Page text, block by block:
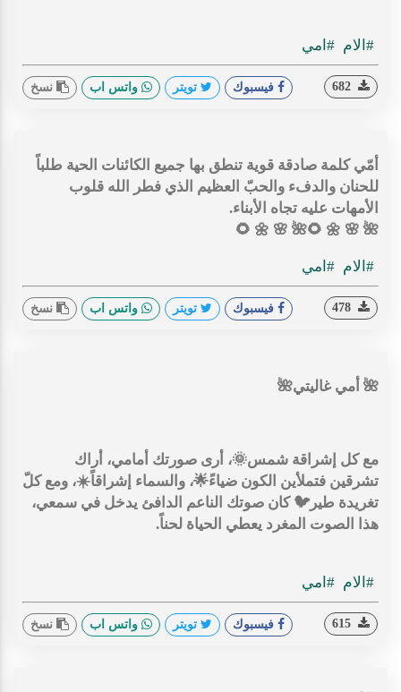
#الام #امي
فيسبوك تويتر واتس اب نسخ
أمّي كلمة صادقة قوية تنطق بها جميع الكائنات الحية طلباً
للحنان والدفء والحبّ العظيم الذي فطر الله قلوب
الأمهات عليه تجاه الأبناء.
🌺 🌸 🌼 🌻🌺 🌸 🌼 🌻
#الام #امي
فيسبوك تويتر واتس اب نسخ
🌺 أمي غاليتي🌺
مع كل إشراقة شمس🌞، أرى صورتك أمامي، أراك
تشرقين فتملأين الكون ضياءً🌟، والسماء إشراقاً☀️، ومع كلّ
تغريدة طير🐦 كان صوتك الناعم الدافئ يدخل في سمعي،
هذا الصوت المغرد يعطي الحياة لحناً.
#الام #امي
فيسبوك تويتر واتس اب نسخ